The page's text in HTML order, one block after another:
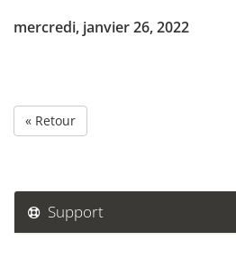
mercredi, janvier 26, 2022
« Retour
Support